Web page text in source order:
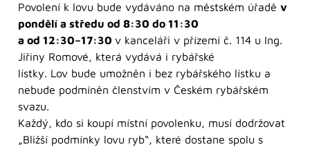
Povolení k lovu bude vydáváno na městském úřadě v
pondělí a středu od 8:30 do 11:30
a od 12:30–17:30 v kanceláři v přízemí č. 114 u Ing.
Jiřiny Romové, která vydává i rybářské
lístky. Lov bude umožněn i bez rybářského lístku a
nebude podmíněn členstvím v Českém rybářském
svazu.
Každý, kdo si koupí místní povolenku, musí dodržovat
„Bližší podmínky lovu ryb“, které dostane spolu s